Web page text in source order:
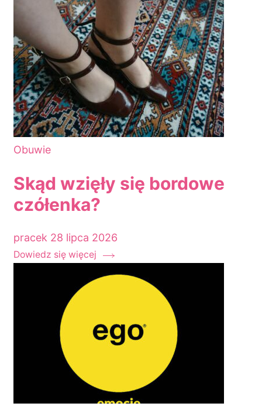
Obuwie
Skąd wzięły się bordowe
czółenka?
pracek 28 lipca 2026
Dowiedz się więcej